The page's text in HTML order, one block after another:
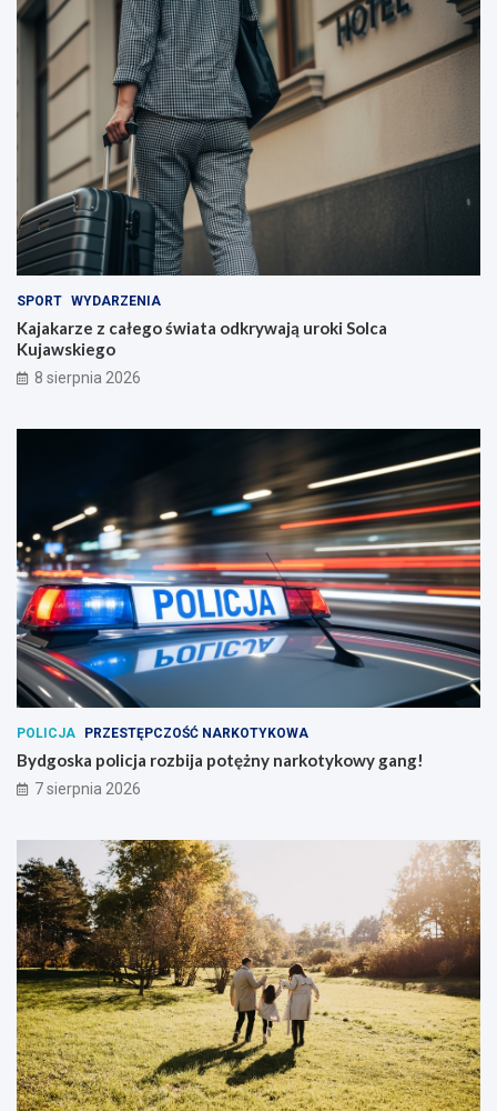
SPORT WYDARZENIA
Kajakarze z całego świata odkrywają uroki Solca
Kujawskiego
8 sierpnia 2026
POLICJA PRZESTĘPCZOŚĆ NARKOTYKOWA
Bydgoska policja rozbija potężny narkotykowy gang!
7 sierpnia 2026